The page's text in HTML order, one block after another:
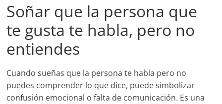
Soñar que la persona que
te gusta te habla, pero no
entiendes
Cuando sueñas que la persona te habla pero no
puedes comprender lo que dice, puede simbolizar
confusión emocional o falta de comunicación. Es una